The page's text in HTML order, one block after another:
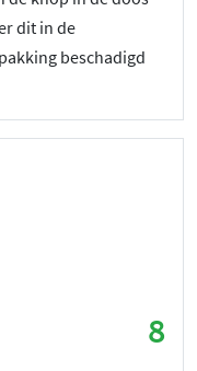
dit in de
beschadigd
8